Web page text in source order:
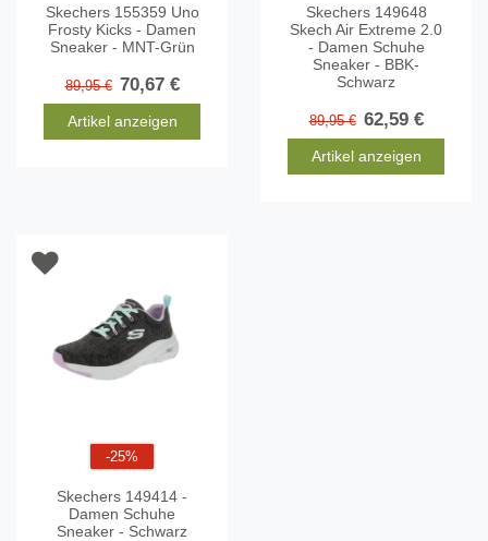
Skechers 155359 Uno
Frosty Kicks - Damen
Sneaker - MNT-Grün
89,95 € 70,67 €
Artikel anzeigen
Skechers 149648
Skech Air Extreme 2.0
- Damen Schuhe
Sneaker - BBK-
Schwarz
89,95 € 62,59 €
Artikel anzeigen
-25%
Skechers 149414 -
Damen Schuhe
Sneaker - Schwarz